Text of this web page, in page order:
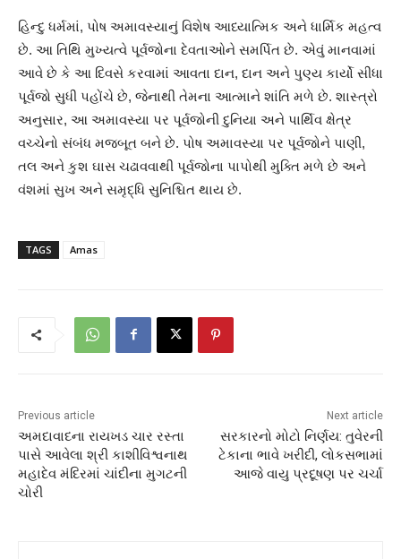
હિન્દુ ધર્મમાં, પોષ અમાવસ્યાનું વિશેષ આધ્યાત્મિક અને ધાર્મિક મહત્વ
છે. આ તિથિ મુખ્યત્વે પૂર્વજોના દેવતાઓને સમર્પિત છે. એવું માનવામાં
આવે છે કે આ દિવસે કરવામાં આવતા દાન, દાન અને પુણ્ય કાર્યો સીધા
પૂર્વજો સુધી પહોંચે છે, જેનાથી તેમના આત્માને શાંતિ મળે છે. શાસ્ત્રો
અનુસાર, આ અમાવસ્યા પર પૂર્વજોની દુનિયા અને પાર્થિવ ક્ષેત્ર
વચ્ચેનો સંબંધ મજબૂત બને છે. પોષ અમાવસ્યા પર પૂર્વજોને પાણી,
તલ અને કુશ ઘાસ ચઢાવવાથી પૂર્વજોના પાપોથી મુક્તિ મળે છે અને
વંશમાં સુખ અને સમૃદ્ધિ સુનિશ્ચિત થાય છે.
TAGS Amas
Previous article
અમદાવાદના રાયખડ ચાર રસ્તા
પાસે આવેલા શ્રી કાશીવિશ્વનાથ
મહાદેવ મંદિરમાં ચાંદીના મુગટની
ચોરી
Next article
સરકારનો મોટો નિર્ણય: તુવેરની
ટેકાના ભાવે ખરીદી, લોકસભામાં
આજે વાયુ પ્રદૂષણ પર ચર્ચા